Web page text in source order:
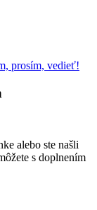
prosím, vedieť!
alebo ste našli
s doplnením